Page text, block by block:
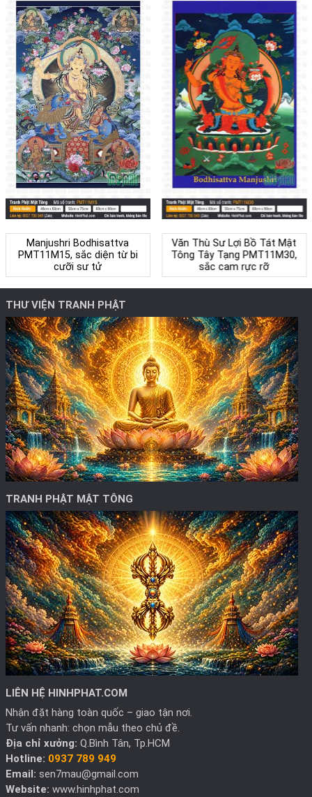
Manjushri Bodhisattva
PMT11M15, sắc diện từ bi
cưỡi sư tử
Văn Thù Sư Lợi Bồ Tát Mật
Tông Tây Tạng PMT11M30,
sắc cam rực rỡ
THƯ VIỆN TRANH PHẬT
TRANH PHẬT MẬT TÔNG
LIÊN HỆ HINHPHAT.COM
Nhận đặt hàng toàn quốc – giao tận nơi.
Tư vấn nhanh: chọn mẫu theo chủ đề.
Địa chỉ xưởng: Q.Bình Tân, Tp.HCM
Hotline: 0937 789 949
Email: sen7mau@gmail.com
Website: www.hinhphat.com